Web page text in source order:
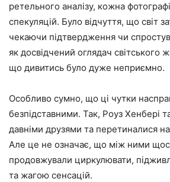
ретельного аналізу, кожна
спекуляцій. Було відчуття, що світ
чекаючи підтвердження чи
як досвідчений оглядач світського
що дивитись було дуже неприємно.
Особливо сумно, що ці чутки
безпідставними. Так, Роуз Хенбері
давніми друзями та перетиналися на
Але це не означає, що між ними
продовжували циркулювати,
та жагою сенсацій.